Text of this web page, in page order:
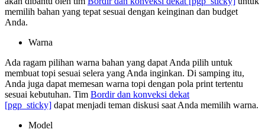
memilih bahan yang tepat sesuai dengan keinginan dan budget
Anda.
Warna
Ada ragam pilihan warna bahan yang dapat Anda pilih untuk
membuat topi sesuai selera yang Anda inginkan. Di samping itu,
Anda juga dapat memesan warna topi dengan pola print tertentu
sesuai kebutuhan. Tim Bordir dan konveksi dekat
[pgp_sticky] dapat menjadi teman diskusi saat Anda memilih warna.
Model